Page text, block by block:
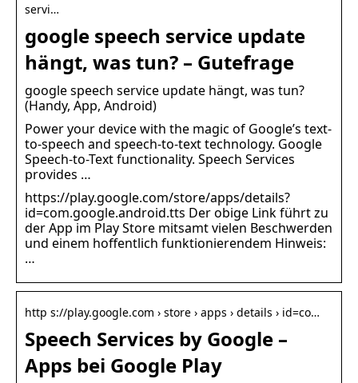
servi…
google speech service update
hängt, was tun? – Gutefrage
google speech service update hängt, was tun?
(Handy, App, Android)
Power your device with the magic of Google’s text-
to-speech and speech-to-text technology. Google
Speech-to-Text functionality. Speech Services
provides …
https://play.google.com/store/apps/details?
id=com.google.android.tts Der obige Link führt zu
der App im Play Store mitsamt vielen Beschwerden
und einem hoffentlich funktionierendem Hinweis:
…
http s://play.google.com › store › apps › details › id=co…
Speech Services by Google –
Apps bei Google Play